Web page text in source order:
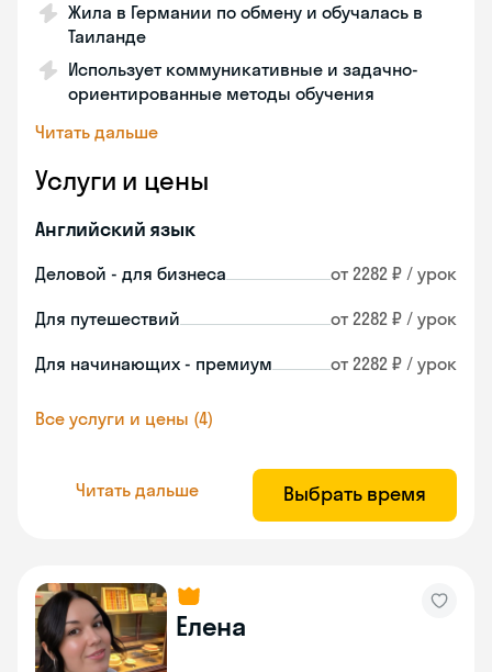
Жила в Германии по обмену и обучалась в
Таиланде
Использует коммуникативные и задачно-
ориентированные методы обучения
Читать дальше
Услуги и цены
Английский язык
Деловой - для бизнеса от 2282 ₽ / урок
Для путешествий от 2282 ₽ / урок
Для начинающих - премиум от 2282 ₽ / урок
Все услуги и цены (4)
Читать дальше Выбрать время
Елена